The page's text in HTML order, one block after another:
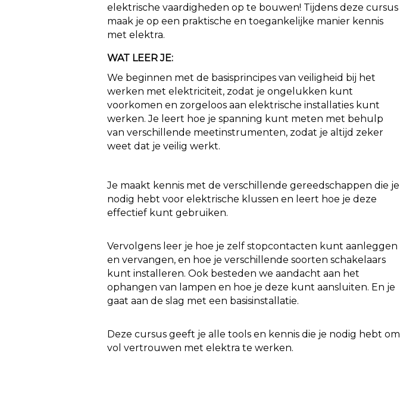
elektrische vaardigheden op te bouwen! Tijdens deze cursus
maak je op een praktische en toegankelijke manier kennis
met elektra.
WAT LEER JE:
We beginnen met de basisprincipes van veiligheid bij het
werken met elektriciteit, zodat je ongelukken kunt
voorkomen en zorgeloos aan elektrische installaties kunt
werken. Je leert hoe je spanning kunt meten met behulp
van verschillende meetinstrumenten, zodat je altijd zeker
weet dat je veilig werkt.
Je maakt kennis met de verschillende gereedschappen die je
nodig hebt voor elektrische klussen en leert hoe je deze
effectief kunt gebruiken.
Vervolgens leer je hoe je zelf stopcontacten kunt aanleggen
en vervangen, en hoe je verschillende soorten schakelaars
kunt installeren. Ook besteden we aandacht aan het
ophangen van lampen en hoe je deze kunt aansluiten. En je
gaat aan de slag met een basisinstallatie.
Deze cursus geeft je alle tools en kennis die je nodig hebt om
vol vertrouwen met elektra te werken.